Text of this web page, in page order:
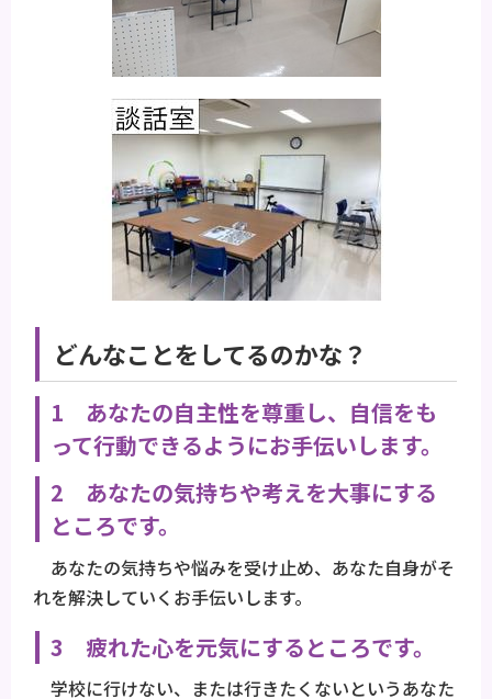
どんなことをしてるのかな？
1 あなたの自主性を尊重し、自信をも
って行動できるようにお手伝いします。
2 あなたの気持ちや考えを大事にする
ところです。
あなたの気持ちや悩みを受け止め、あなた自身がそ
れを解決していくお手伝いします。
3 疲れた心を元気にするところです。
学校に行けない、または行きたくないというあなた